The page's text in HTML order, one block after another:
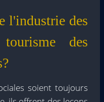
l'industrie des
des
soient toujours